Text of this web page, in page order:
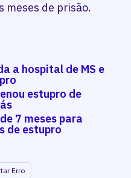
meses de prisão.
a hospital de MS e
estupro de
7 meses para
de estupro
Erro